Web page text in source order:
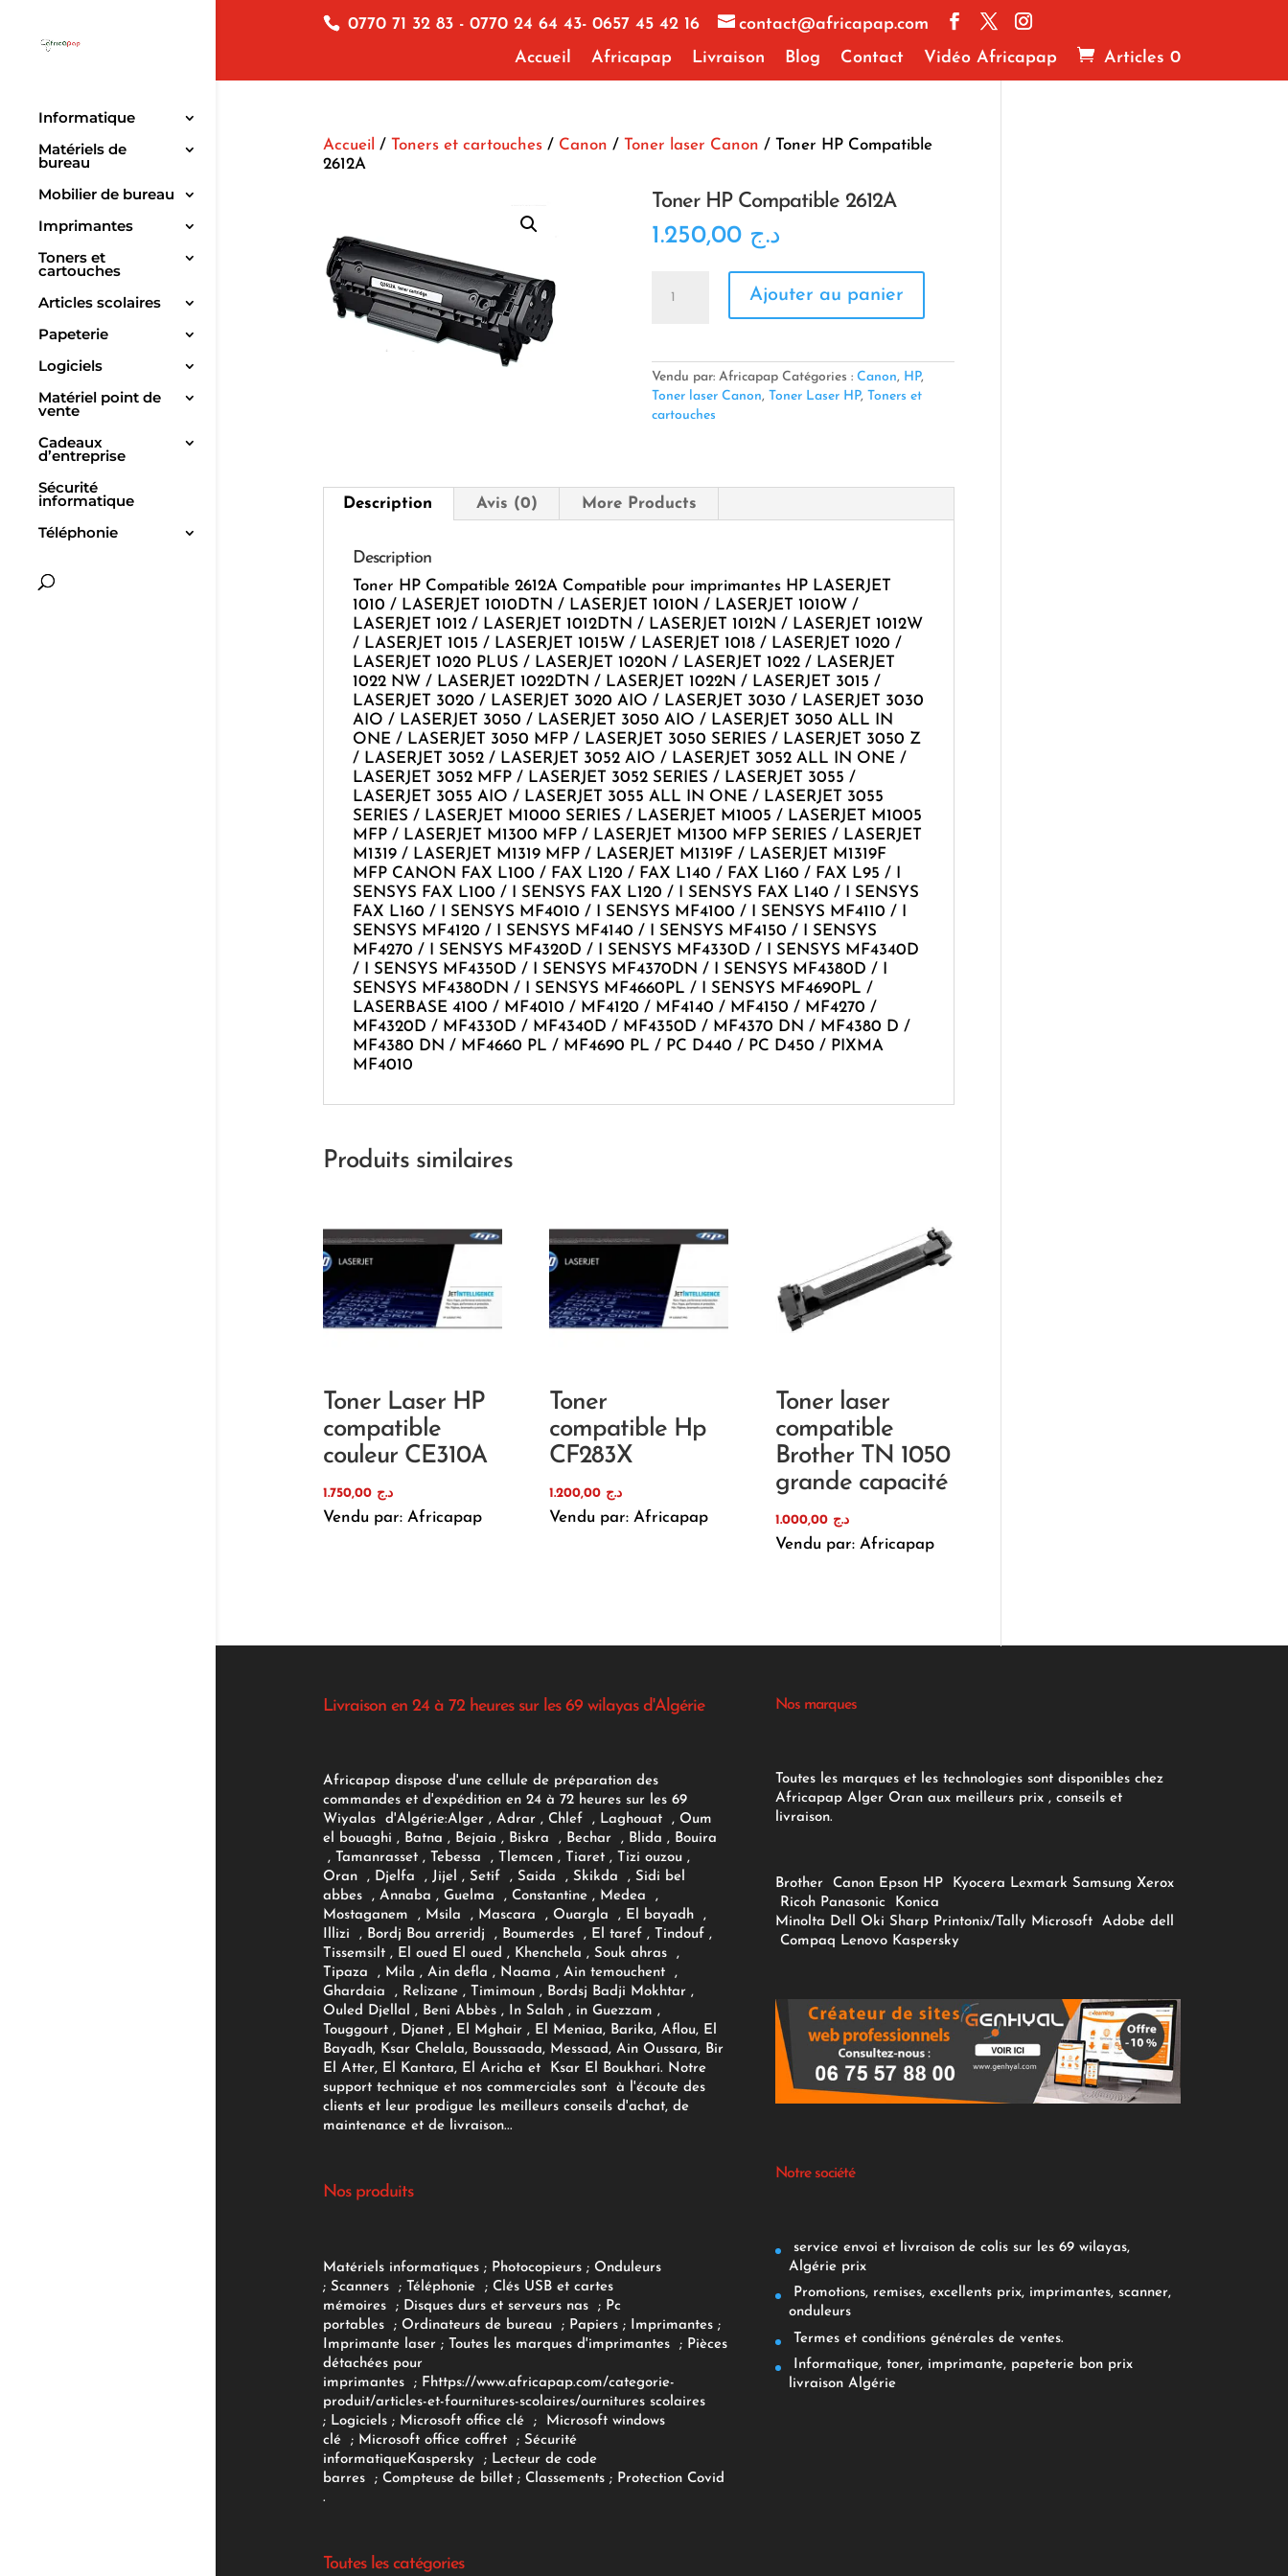
0770 71 32 83 - 0770 24 64 43- 0657 45 42 16
contact@africapap.com
Accueil
Africapap Livraison Blog Contact Vidéo Africapap Articles 0
Informatique
Matériels de
bureau
Mobilier de bureau
Imprimantes
Toners et
cartouches
Articles scolaires
Papeterie
Logiciels
Matériel point de
vente
Cadeaux
d’entreprise
Sécurité
informatique
Téléphonie
Accueil / Toners et cartouches/ Canon / Toner laser Canon / Toner HP Compatible
2612A
Toner HP Compatible 2612A
د.ج 1.250,00
2612A
Ajouter au panier
Vendu par: Africapap Catégories : Canon, HP,
Toner laser Canon, Toner Laser HP, Toners et
cartouches
Description Avis (0) More Products
Description
Toner HP Compatible 2612A Compatible pour imprimantes HP LASERJET
1010 / LASERJET 1010DTN / LASERJET 1010N / LASERJET 1010W /
LASERJET 1012 / LASERJET 1012DTN / LASERJET 1012N / LASERJET 1012W
/ LASERJET 1015 / LASERJET 1015W / LASERJET 1018 / LASERJET 1020 /
LASERJET 1020 PLUS / LASERJET 1020N / LASERJET 1022 / LASERJET
1022 NW / LASERJET 1022DTN / LASERJET 1022N / LASERJET 3015 /
LASERJET 3020 / LASERJET 3020 AIO / LASERJET 3030 / LASERJET 3030
AIO / LASERJET 3050 / LASERJET 3050 AIO / LASERJET 3050 ALL IN
ONE / LASERJET 3050 MFP / LASERJET 3050 SERIES / LASERJET 3050 Z
/ LASERJET 3052 / LASERJET 3052 AIO / LASERJET 3052 ALL IN ONE /
LASERJET 3052 MFP / LASERJET 3052 SERIES / LASERJET 3055 /
LASERJET 3055 AIO / LASERJET 3055 ALL IN ONE / LASERJET 3055
SERIES / LASERJET M1000 SERIES / LASERJET M1005 / LASERJET M1005
MFP / LASERJET M1300 MFP / LASERJET M1300 MFP SERIES / LASERJET
M1319 / LASERJET M1319 MFP / LASERJET M1319F / LASERJET M1319F
MFP CANON FAX L100 / FAX L120 / FAX L140 / FAX L160 / FAX L95 / I
SENSYS FAX L100 / I SENSYS FAX L120 / I SENSYS FAX L140 / I SENSYS
FAX L160 / I SENSYS MF4010 / I SENSYS MF4100 / I SENSYS MF4110 / I
SENSYS MF4120 / I SENSYS MF4140 / I SENSYS MF4150 / I SENSYS
MF4270 / I SENSYS MF4320D / I SENSYS MF4330D / I SENSYS MF4340D
/ I SENSYS MF4350D / I SENSYS MF4370DN / I SENSYS MF4380D / I
SENSYS MF4380DN / I SENSYS MF4660PL / I SENSYS MF4690PL /
LASERBASE 4100 / MF4010 / MF4120 / MF4140 / MF4150 / MF4270 /
MF4320D / MF4330D / MF4340D / MF4350D / MF4370 DN / MF4380 D /
MF4380 DN / MF4660 PL / MF4690 PL / PC D440 / PC D450 / PIXMA
MF4010
Produits similaires
Toner Laser HP
compatible
couleur CE310A
د.ج 1.750,00
Vendu par: Africapap
Toner
compatible Hp
CF283X
د.ج 1.200,00
Vendu par: Africapap
Toner laser
compatible
Brother TN 1050
grande capacité
د.ج
Vendu par: Africapap
Livraison en 24 à 72 heures sur les 69 wilayas d'Algérie
Africapap dispose d'une cellule de préparation des
commandes et d'expédition en 24 à 72 heures sur les 69
Wiyalas d'Algérie:Alger , Adrar, Chlef , Laghouat , Oum
el bouaghi , Batna , Bejaia , Biskra , Bechar , Blida , Bouira
, Tamanrasset , Tebessa , Tlemcen , Tiaret , Tizi ouzou ,
Oran , Djelfa , Jijel , Setif , Saida , Skikda , Sidi bel
abbes , Annaba , Guelma , Constantine , Medea ,
Mostaganem , Msila , Mascara , Ouargla , El bayadh ,
Illizi , Bordj Bou arreridj , Boumerdes , El taref , Tindouf ,
Tissemsilt , El oued El oued , Khenchela , Souk ahras ,
Tipaza , Mila , Ain defla , Naama , Ain temouchent ,
Ghardaia , Relizane , Timimoun , Bordsj Badji Mokhtar ,
Ouled Djellal , Beni Abbès , In Salah , in Guezzam ,
Touggourt , Djanet , El Mghair , El Meniaa, Barika, Aflou, El
Bayadh, Ksar Chelala, Boussaada, Messaad, Ain Oussara, Bir
El Atter, El Kantara, El Aricha et Ksar El Boukhari. Notre
support technique et nos commerciales sont à l'écoute des
clients et leur prodigue les meilleurs conseils d'achat, de
maintenance et de livraison...
Nos produits
Matériels informatiques; Photocopieurs; Onduleurs
; Scanners ; Téléphonie ; Clés USB et cartes
mémoires
; Disques durs et serveurs nas ; Pc
portables
; Ordinateurs de bureau ; Papiers; Imprimantes;
Imprimante laser; Toutes les marques d'imprimantes ; Pièces
détachées pour
imprimantes
; F https://www.africapap.com/categorie-
produit/articles-et-fournitures-scolaires/ournitures scolaires
; Logiciels ; Microsoft office clé ;
Microsoft windows
clé; Microsoft office coffret ; Sécurité
informatiqueKaspersky ; Lecteur de code
barres
; Compteuse de billet; Classements ; Protection Covid
.
Toutes les catégories
Nos marques
Toutes les marques et les technologies sont disponibles chez
Africapap Alger Oran aux meilleurs prix , conseils et
livraison.
Brother Canon Epson HP Kyocera Lexmark Samsung Xerox
Ricoh Panasonic
Konica
Minolta Dell Oki Sharp Printonix/Tally Microsoft Adobe dell
Compaq Lenovo Kaspersky
Notre société
service envoi et livraison de colis sur les 69 wilayas,
Algérie prix
Promotions, remises, excellents prix, imprimantes, scanner,
onduleurs
Termes et conditions générales de ventes.
Informatique, toner, imprimante, papeterie bon prix
livraison Algérie